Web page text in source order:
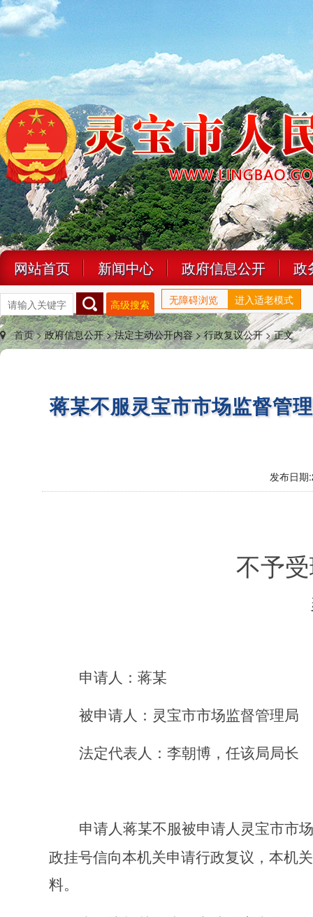
网站首页 新闻中心 政府信息公开 政
高级搜索 无障碍浏览 进入适老模式
首页 >政府信息公开 >法定主动公开内容 >行政复议公开 >正文
蒋某不服灵宝市市场监督管
发布日期:
不予
申请人：蒋某
被申请人：灵宝市市场监督管理局
法定代表人：李朝博 ，任该局局长
申请人蒋某不服被申请人灵宝市市
政挂号信向本机关申请行政复议，本机
料。